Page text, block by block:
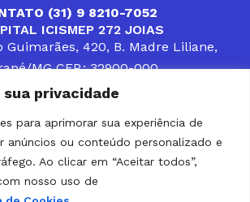
privacidade
para aprimorar sua experiência de
anúncios ou conteúdo personalizado e
Ao clicar em “Aceitar todos”,
nosso uso de
(31) 9 8210-7052
ICISMEP 272 JOIAS
Guimarães, 420, B. Madre Liliane,
MG CEP.: 32900-000
3512-4400 ou (31) 9 8309-8660
SOLUÇÕES, AÇÕES E SERVIÇOS
COMPLEMENTEM A ASSISTÊNCIA À
REGIÃO EM QUE ATUA, SENDO
MUNICÍPIOS CONSORCIADOS NA
ENFRENTADAS POR
É O COMPROMISSO DO
ICISMEP.